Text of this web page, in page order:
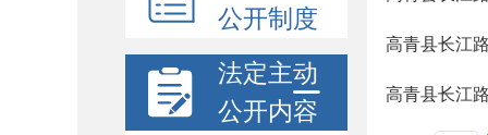
公开制度
法定主动
公开内容
高青县长江
高青县长江